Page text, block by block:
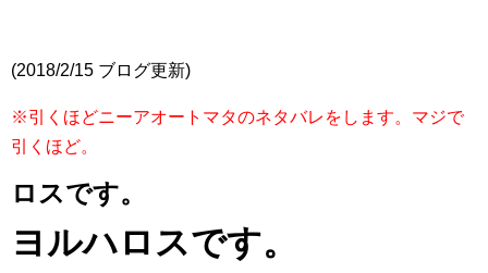
(2018/2/15 ブログ更新)
※引くほどニーアオートマタのネタバレをします。マジで
引くほど。
ロスです。
ヨルハロスです。